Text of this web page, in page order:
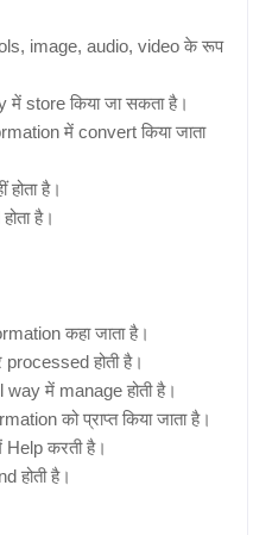
image, audio, video के रूप
store किया जा सकता है।
में convert किया जाता
है।
है।
कहा जाता है।
होती है।
में manage होती है।
को प्राप्त किया जाता है।
करती है।
होती है।